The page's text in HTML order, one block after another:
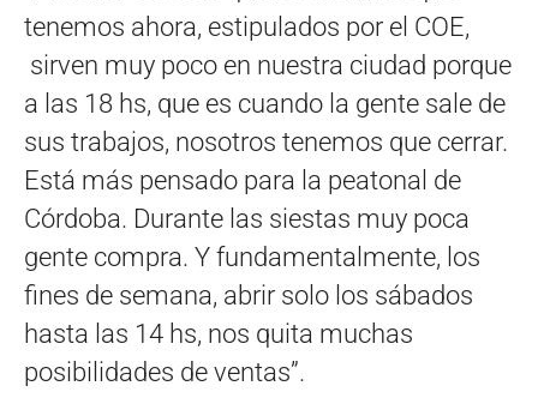
tenemos ahora, estipulados por el COE,
sirven muy poco en nuestra ciudad porque
a las 18 hs, que es cuando la gente sale de
sus trabajos, nosotros tenemos que cerrar.
Está más pensado para la peatonal de
Córdoba. Durante las siestas muy poca
gente compra. Y fundamentalmente, los
fines de semana, abrir solo los sábados
hasta las 14 hs, nos quita muchas
posibilidades de ventas”.